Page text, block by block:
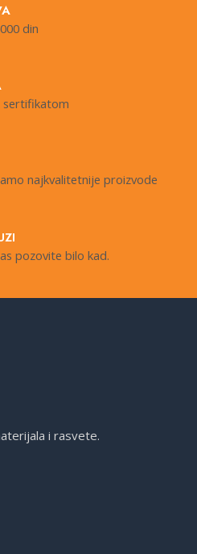
din
sertifikatom
najkvalitetnije proizvode
pozovite bilo kad.
i rasvete.